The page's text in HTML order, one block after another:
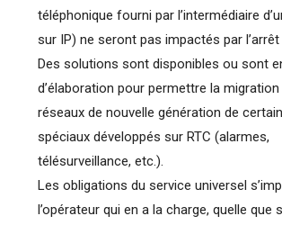
téléphonique fourni par l’intermédiaire
sur IP) ne seront pas impactés par l’arrêt
Des solutions sont disponibles ou sont
d’élaboration pour permettre la
réseaux de nouvelle génération de
spéciaux développés sur RTC (alarmes,
télésurveillance, etc.).
Les obligations du service universel
l’opérateur qui en a la charge, quelle que